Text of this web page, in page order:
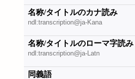
名称/タイトルのカナ読み
ndl:transcription@ja-Kana
名称/タイトルのローマ字読み
ndl:transcription@ja-Latn
同義語